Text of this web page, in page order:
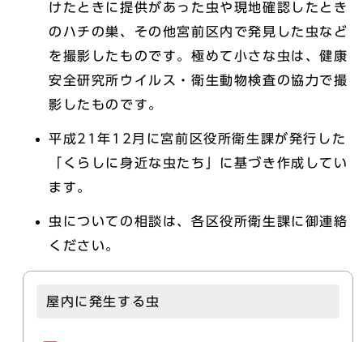
けたときに提供があった虫や現地確認したとき
のハチの巣、その他宮前区内で発見した虫など
を撮影したものです。極めて小さな虫は、健康
安全研究所ウイルス・衛生動物検査の協力で撮
影したものです。
平成21年12月に宮前区役所衛生課が発行した
「くらしに身近な虫たち」に基づき作成してい
ます。
虫についての相談は、各区役所衛生課に御連絡
ください。
屋内に発生する虫